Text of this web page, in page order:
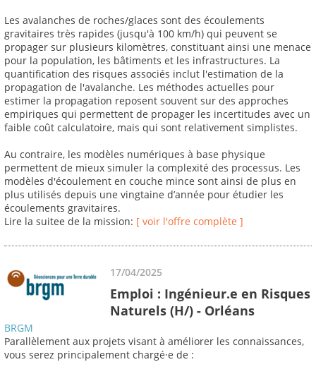
Les avalanches de roches/glaces sont des écoulements
gravitaires très rapides (jusqu'à 100 km/h) qui peuvent se
propager sur plusieurs kilomètres, constituant ainsi une menace
pour la population, les bâtiments et les infrastructures. La
quantification des risques associés inclut l'estimation de la
propagation de l'avalanche. Les méthodes actuelles pour
estimer la propagation reposent souvent sur des approches
empiriques qui permettent de propager les incertitudes avec un
faible coût calculatoire, mais qui sont relativement simplistes.
Au contraire, les modèles numériques à base physique
permettent de mieux simuler la complexité des processus. Les
modèles d'écoulement en couche mince sont ainsi de plus en
plus utilisés depuis une vingtaine d’année pour étudier les
écoulements gravitaires.
Lire la suitee de la mission: [ voir l'offre complète ]
17/04/2025
Emploi : Ingénieur.e en Risques
Naturels (H/) - Orléans
BRGM
Parallèlement aux projets visant à améliorer les connaissances,
vous serez principalement chargé·e de :